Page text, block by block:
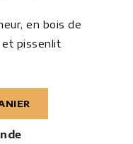
en bois de
et pissenlit